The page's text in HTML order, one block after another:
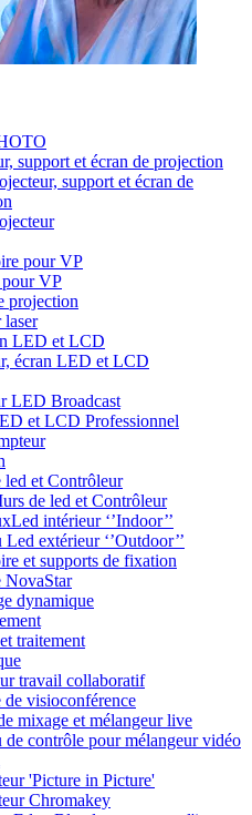
support et écran de projection
support et écran de
pour VP
pour VP
projection
laser
LED et LCD
écran LED et LCD
LED Broadcast
et LCD Professionnel
led et Contrôleur
de led et Contrôleur
intérieur ‘’Indoor’’
Led extérieur ‘’Outdoor’’
et supports de fixation
NovaStar
dynamique
traitement
travail collaboratif
de visioconférence
mixage et mélangeur live
de contrôle pour mélangeur vidéo
'Picture in Picture'
Chromakey